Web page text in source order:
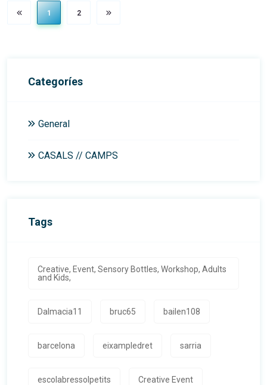
1 2
Categoríes
General
CASALS // CAMPS
Tags
Creative, Event, Sensory Bottles, Workshop, Adults
and Kids,
Dalmacia11 bruc65 bailen108
barcelona eixampledret sarria
escolabressolpetits Creative Event